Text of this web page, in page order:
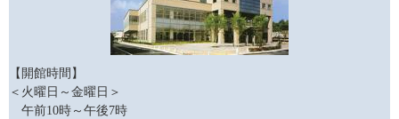
【開館時間】
＜火曜日～金曜日＞
午前10時～午後7時